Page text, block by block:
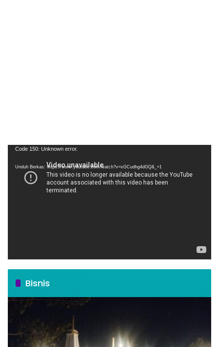
Pemutar
Code 150: Unknown error.
Unduh Berkas: https://www.youtube.com/watch?v=xGCudhg4dGQ&_=1
Bisnis